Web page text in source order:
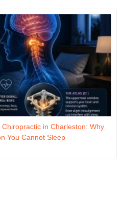
in Charleston: Why
You Cannot Sleep